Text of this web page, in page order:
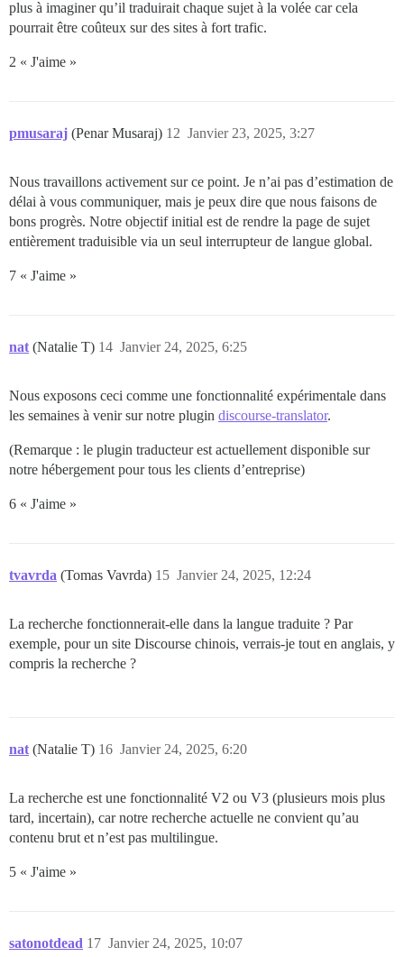
plus à imaginer qu’il traduirait chaque sujet à la volée car cela
pourrait être coûteux sur des sites à fort trafic.
2 « J'aime »
pmusaraj (Penar Musaraj) Janvier 23, 2025, 3:27
12
Nous travaillons activement sur ce point. Je n’ai pas d’estimation de
délai à vous communiquer, mais je peux dire que nous faisons de
bons progrès. Notre objectif initial est de rendre la page de sujet
entièrement traduisible via un seul interrupteur de langue global.
7 « J'aime »
nat (Natalie T) Janvier 24, 2025, 6:25
14
Nous exposons ceci comme une fonctionnalité expérimentale dans
les semaines à venir sur notre plugin discourse-translator.
(Remarque : le plugin traducteur est actuellement disponible sur
notre hébergement pour tous les clients d’entreprise)
6 « J'aime »
tvavrda (Tomas Vavrda) Janvier 24, 2025, 12:24
15
La recherche fonctionnerait-elle dans la langue traduite ? Par
exemple, pour un site Discourse chinois, verrais-je tout en anglais, y
compris la recherche ?
nat (Natalie T) Janvier 24, 2025, 6:20
16
La recherche est une fonctionnalité V2 ou V3 (plusieurs mois plus
tard, incertain), car notre recherche actuelle ne convient qu’au
contenu brut et n’est pas multilingue.
5 « J'aime »
satonotdead Janvier 24, 2025, 10:07
17